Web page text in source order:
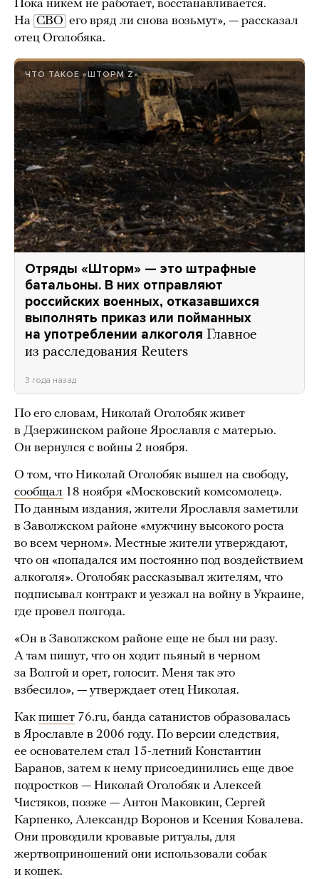
Пока никем не работает, восстанавливается.
На СВО его вряд ли снова возьмут», — рассказал
отец Оголобяка.
ЧТО ТАКОЕ «ШТОРМ Z»
Отряды «Шторм» — это штрафные
батальоны. В них отправляют
российских военных, отказавшихся
выполнять приказ или пойманных
на употреблении алкоголя Главное
из расследования Reuters
3 года назад
По его словам, Николай Оголобяк живет
в Дзержинском районе Ярославля с матерью.
Он вернулся с войны 2 ноября.
О том, что Николай Оголобяк вышел на свободу,
сообщал 18 ноября «Московский комсомолец».
По данным издания, жители Ярославля заметили
в Заволжском районе «мужчину высокого роста
во всем черном». Местные жители утверждают,
что он «попадался им постоянно под воздействием
алкоголя». Оголобяк рассказывал жителям, что
подписывал контракт и уезжал на войну в Украине,
где провел полгода.
«Он в Заволжском районе еще не был ни разу.
А там пишут, что он ходит пьяный в черном
за Волгой и орет, голосит. Меня так это
взбесило», — утверждает отец Николая.
Как пишет 76.ru, банда сатанистов образовалась
в Ярославле в 2006 году. По версии следствия,
ее основателем стал 15-летний Константин
Баранов, затем к нему присоединились еще двое
подростков — Николай Оголобяк и Алексей
Чистяков, позже — Антон Маковкин, Сергей
Карпенко, Александр Воронов и Ксения Ковалева.
Они проводили кровавые ритуалы, для
жертвоприношений они использовали собак
и кошек.